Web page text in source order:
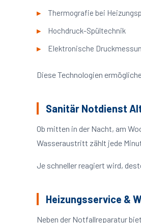
Thermografie bei
Hochdruck-Spültechnik
Elektronische
Diese Technologien
Sanitär Notdienst
Ob mitten in der Nacht, am
Wasseraustritt zählt jede
Je schneller reagiert wird,
Heizungsservice &
Neben der Notfallreparatur